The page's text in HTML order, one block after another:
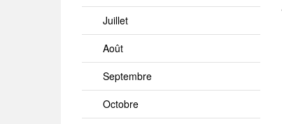
Juillet
Août
Septembre
Octobre